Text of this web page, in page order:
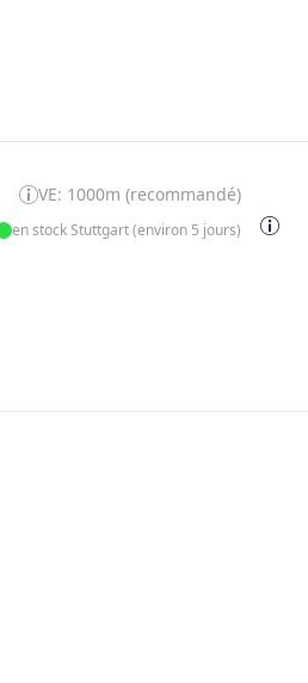
VE: 1000m (recommandé)
en stock Stuttgart (environ 5 jours)